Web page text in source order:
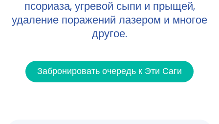
псориаза, угревой сыпи и прыщей,
удаление поражений лазером и многое
другое.
Забронировать очередь к Эти Саги